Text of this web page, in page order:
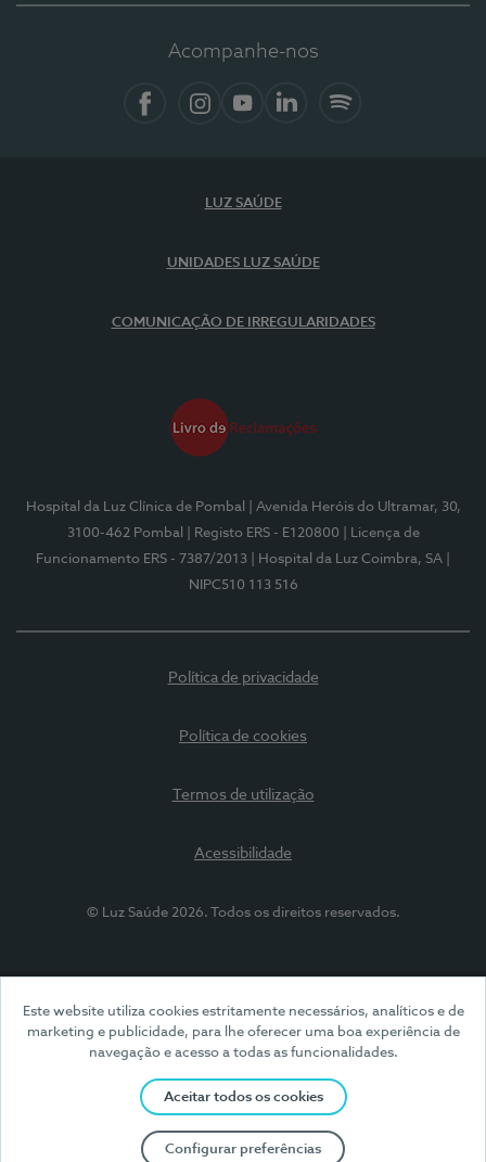
Este website utiliza cookies estritamente necessários, analíticos e de
marketing e publicidade, para lhe oferecer uma boa experiência de
navegação e acesso a todas as funcionalidades.
Aceitar todos os cookies
Configurar preferências
Acompanhe-nos
LUZ SAÚDE
UNIDADES LUZ SAÚDE
COMUNICAÇÃO DE IRREGULARIDADES
Hospital da Luz Clínica de Pombal
| Avenida Heróis do Ultramar, 30,
3100-462 Pombal
| Registo ERS - E120800
| Licença de
Funcionamento ERS - 7387/2013
| Hospital da Luz Coimbra, SA
NIPC510 113 516
Política de privacidade
Política de cookies
Termos de utilização
Acessibilidade
© Luz Saúde 2026. Todos os direitos reservados.